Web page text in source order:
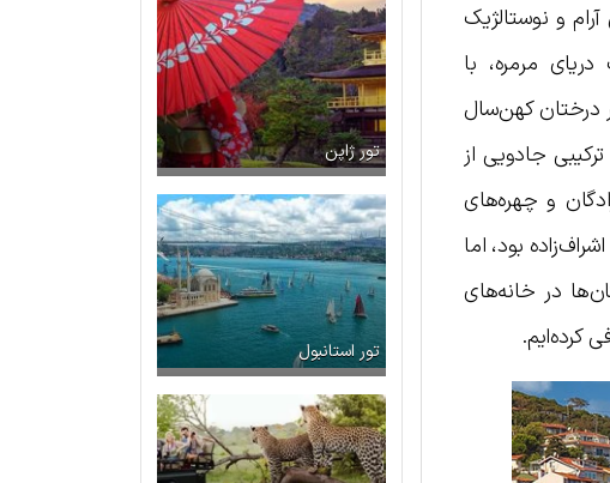
و نوستالژیک
مرمره، با
درختان کهن‌سال
جادویی از
و چهره‌های
بود، اما
در خانه‌های
کرده‌ایم.
تور ژاپن
تور استانبول